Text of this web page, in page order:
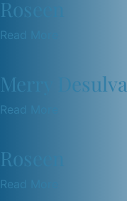
Roseen
Read More
Merry Desulva
Read More
Roseen
Read More